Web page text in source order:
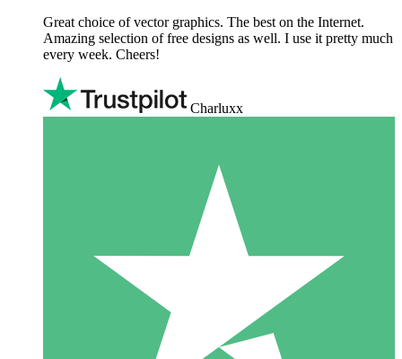
Great choice of vector graphics. The best on the Internet.
Amazing selection of free designs as well. I use it pretty much
every week. Cheers!
Charluxx